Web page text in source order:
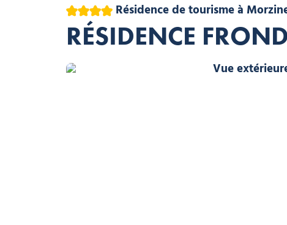
4 étoiles Résidence de tourismeà
RÉSIDENCE
Frond'Neige